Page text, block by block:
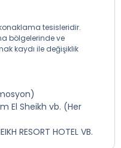
tesisleridir.
bölgelerinde ve
kaydı ile değişiklik
El Sheikh vb. (Her
RESORT HOTEL VB.